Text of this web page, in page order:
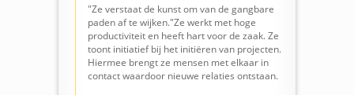
"Ze verstaat de kunst om van de gangbare
paden af te wijken."Ze werkt met hoge
productiviteit en heeft hart voor de zaak. Ze
toont initiatief bij het initiëren van projecten.
Hiermee brengt ze mensen met elkaar in
contact waardoor nieuwe relaties ontstaan.